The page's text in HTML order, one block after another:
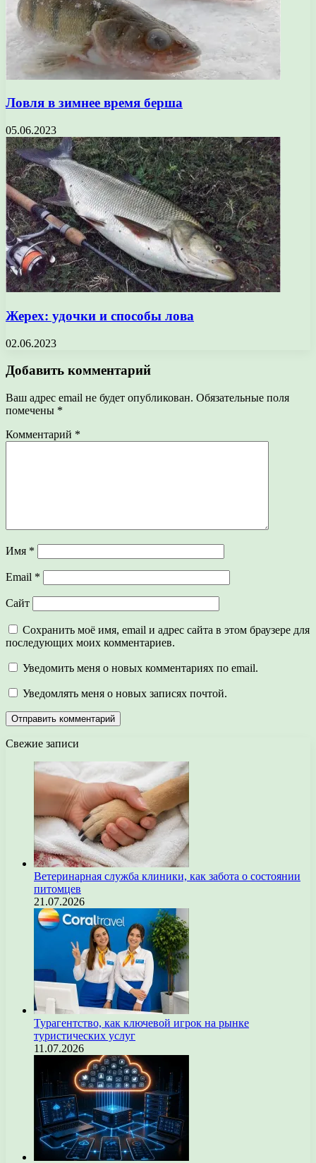
Ловля в зимнее время берша
05.06.2023
Жерех: удочки и способы лова
02.06.2023
Добавить комментарий
Ваш адрес email не будет опубликован. Обязательные поля
помечены *
Комментарий *
Имя *
Email *
Сайт
Сохранить моё имя, email и адрес сайта в этом браузере для
последующих моих комментариев.
Уведомить меня о новых комментариях по email.
Уведомлять меня о новых записях почтой.
Свежие записи
Ветеринарная служба клиники, как забота о состоянии
питомцев
21.07.2026
Турагентство, как ключевой игрок на рынке
туристических услуг
11.07.2026